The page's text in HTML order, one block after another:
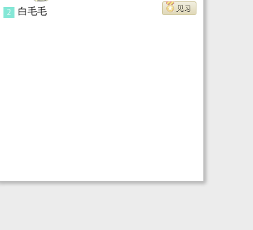
视线在周遭巡视一圈，安慕希随手一指，“就他
2 白毛毛